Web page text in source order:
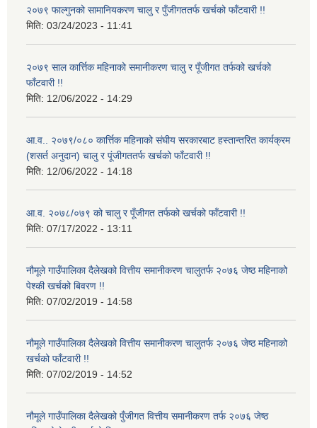
२०७९ फाल्गुनको सामानियकरण चालु र पुँजीगततर्फ खर्चको फाँटवारी !!
मिति: 03/24/2023 - 11:41
२०७९ साल कार्त्तिक महिनाको समानीकरण चालु र पूँजीगत तर्फको खर्चको
फाँटवारी !!
मिति: 12/06/2022 - 14:29
आ.व.. २०७९/०८० कार्त्तिक महिनाको संघीय सरकारबाट हस्तान्तरित कार्यक्रम
(शसर्त अनुदान) चालु र पूंजीगततर्फ खर्चको फाँटवारी !!
मिति: 12/06/2022 - 14:18
आ.व. २०७८/०७९ को चालु र पूँजीगत तर्फको खर्चको फाँटवारी !!
मिति: 07/17/2022 - 13:11
नौमूले गाउँपालिका दैलेखको वित्तीय समानीकरण चालुतर्फ २०७६ जेष्ठ महिनाको
पेश्की खर्चको बिवरण !!
मिति: 07/02/2019 - 14:58
नौमूले गाउँपालिका दैलेखको वित्तीय समानीकरण चालुतर्फ २०७६ जेष्ठ महिनाको
खर्चको फाँटवारी !!
मिति: 07/02/2019 - 14:52
नौमूले गाउँपालिका दैलेखको पुँजीगत वित्तीय समानीकरण तर्फ २०७६ जेष्ठ